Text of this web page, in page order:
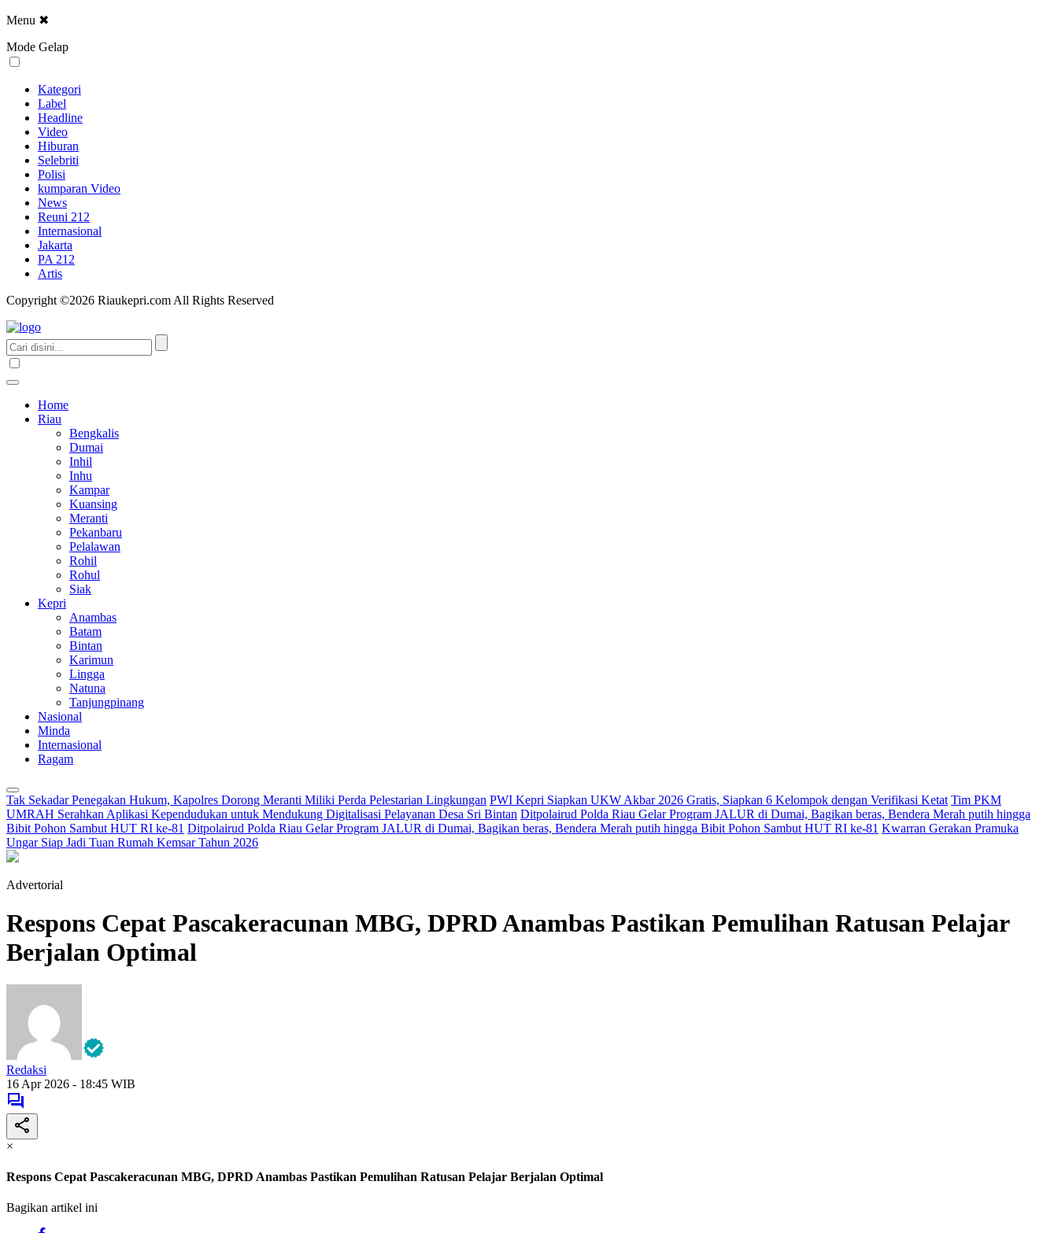
Menu ✖
Mode Gelap
Kategori
Label
Headline
Video
Hiburan
Selebriti
Polisi
kumparan Video
News
Reuni 212
Internasional
Jakarta
PA 212
Artis
Copyright ©2026 Riaukepri.com All Rights Reserved
Home
Riau
Bengkalis
Dumai
Inhil
Inhu
Kampar
Kuansing
Meranti
Pekanbaru
Pelalawan
Rohil
Rohul
Siak
Kepri
Anambas
Batam
Bintan
Karimun
Lingga
Natuna
Tanjungpinang
Nasional
Minda
Internasional
Ragam
Tak Sekadar Penegakan Hukum, Kapolres Dorong Meranti Miliki Perda Pelestarian Lingkungan PWI Kepri Siapkan UKW Akbar 2026 Gratis, Siapkan 6 Kelompok dengan Verifikasi Ketat Tim PKM
UMRAH Serahkan Aplikasi Kependudukan untuk Mendukung Digitalisasi Pelayanan Desa Sri Bintan Ditpolairud Polda Riau Gelar Program JALUR di Dumai, Bagikan beras, Bendera Merah putih hingga
Bibit Pohon Sambut HUT RI ke-81 Ditpolairud Polda Riau Gelar Program JALUR di Dumai, Bagikan beras, Bendera Merah putih hingga Bibit Pohon Sambut HUT RI ke-81 Kwarran Gerakan Pramuka
Ungar Siap Jadi Tuan Rumah Kemsar Tahun 2026
Advertorial
Respons Cepat Pascakeracunan MBG, DPRD Anambas Pastikan Pemulihan Ratusan Pelajar
Berjalan Optimal
Redaksi
16 Apr 2026 - 18:45 WIB
×
Respons Cepat Pascakeracunan MBG, DPRD Anambas Pastikan Pemulihan Ratusan Pelajar Berjalan Optimal
Bagikan artikel ini